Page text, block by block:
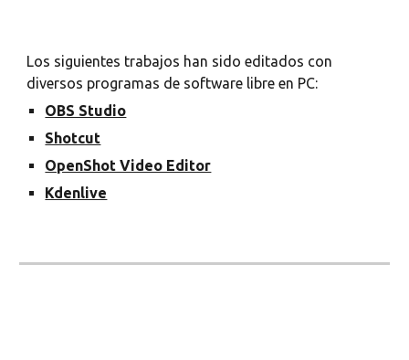
Los siguientes trabajos han sido editados con
diversos programas de software libre en PC:
OBS Studio
Shotcut
OpenShot Video Editor
Kdenlive